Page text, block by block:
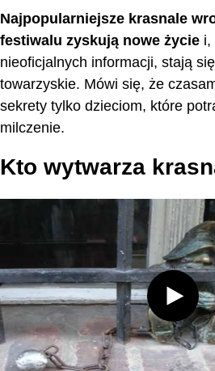
Najpopularniejsze krasnale
festiwalu zyskują nowe życie i,
nieoficjalnych informacji, stają
towarzyskie. Mówi się, że
sekrety tylko dzieciom, które
milczenie.
Kto wytwarza